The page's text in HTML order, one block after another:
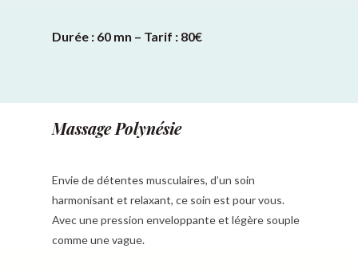
Durée : 60 mn – Tarif : 80€
Massage Polynésie
Envie de détentes musculaires, d’un soin
harmonisant et relaxant, ce soin est pour vous.
Avec une pression enveloppante et légère souple
comme une vague.